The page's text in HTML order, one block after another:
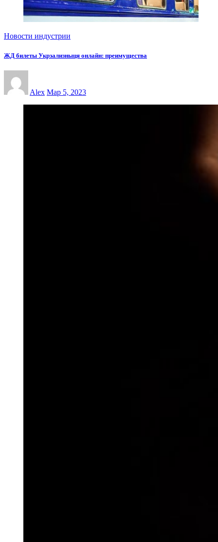
Новости индустрии
ЖД билеты Укрзализныця онлайн: преимущества
Alex Мар 5, 2023